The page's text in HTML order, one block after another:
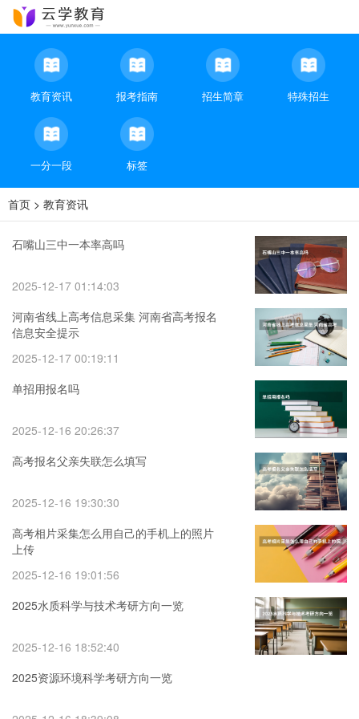
教育资讯 报考指南 招生简章 特殊招生
一分一段 标签
首页 > 教育资讯
石嘴山三中一本率高吗
2025-12-17 01:14:03
河南省线上高考信息采集 河南省高考报名
信息安全提示
2025-12-17 00:19:11
单招用报名吗
2025-12-16 20:26:37
高考报名父亲失联怎么填写
2025-12-16 19:30:30
高考相片采集怎么用自己的手机上的照片
上传
2025-12-16 19:01:56
2025水质科学与技术考研方向一览
2025-12-16 18:52:40
2025资源环境科学考研方向一览